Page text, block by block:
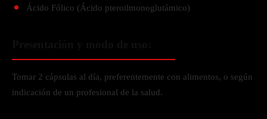
Ácido Fólico (Ácido pteroilmonoglutámico)
Tomar 2 cápsulas al día, preferentemente con alimentos, o según
indicación de un profesional de la salud.